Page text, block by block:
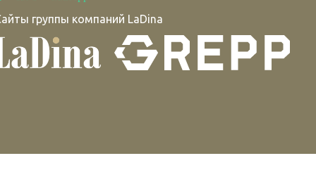
группы компаний LaDina